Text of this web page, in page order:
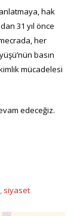
hak
31 yıl önce
her
basın
mücadelesi
edeceğiz.
, siyaset